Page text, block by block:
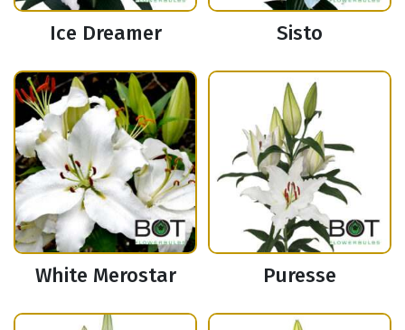
Ice Dreamer Sisto
White Merostar Puresse